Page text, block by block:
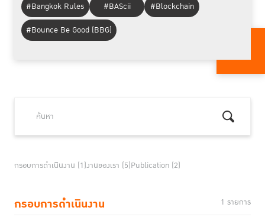
#Bangkok Rules
#BAScii
#Blockchain
#Bounce Be Good (BBG)
กรอบการดำเนินงาน (1)งานของเรา (5)Publication (2)
กรอบการดำเนินงาน 1 รายการ